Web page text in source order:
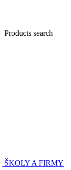
Products search
ŠKOLY A FIRMY